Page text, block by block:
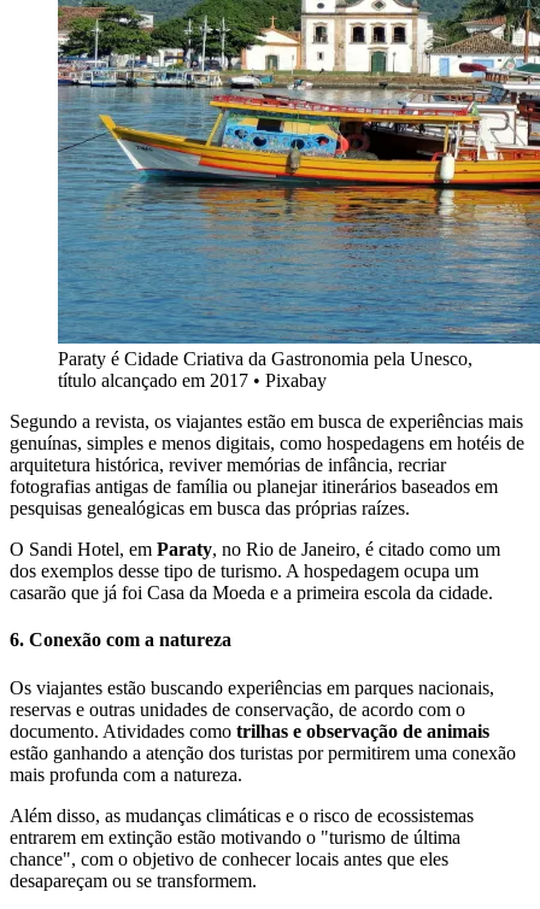
Paraty é Cidade Criativa da Gastronomia pela Unesco,
título alcançado em 2017 • Pixabay
Segundo a revista, os viajantes estão em busca de experiências mais
genuínas, simples e menos digitais, como hospedagens em hotéis de
arquitetura histórica, reviver memórias de infância, recriar
fotografias antigas de família ou planejar itinerários baseados em
pesquisas genealógicas em busca das próprias raízes.
O Sandi Hotel, em Paraty, no Rio de Janeiro, é citado como um
dos exemplos desse tipo de turismo. A hospedagem ocupa um
casarão que já foi Casa da Moeda e a primeira escola da cidade.
6. Conexão com a natureza
Os viajantes estão buscando experiências em parques nacionais,
reservas e outras unidades de conservação, de acordo com o
documento. Atividades como trilhas e observação de animais
estão ganhando a atenção dos turistas por permitirem uma conexão
mais profunda com a natureza.
Além disso, as mudanças climáticas e o risco de ecossistemas
entrarem em extinção estão motivando o "turismo de última
chance", com o objetivo de conhecer locais antes que eles
desapareçam ou se transformem.